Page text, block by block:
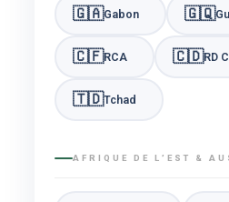
🇬🇦Gabon 🇬🇶
🇨🇫RCA 🇨🇩RD
🇹🇩Tchad
AFRIQUE DE L’EST &